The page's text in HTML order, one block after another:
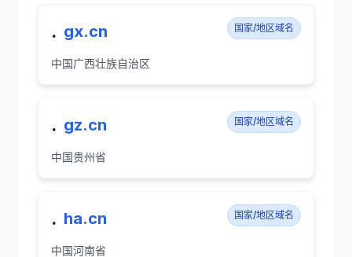
. gx.cn 国家/地区域名
中国广西壮族自治区
. gz.cn 国家/地区域名
中国贵州省
. ha.cn 国家/地区域名
中国河南省